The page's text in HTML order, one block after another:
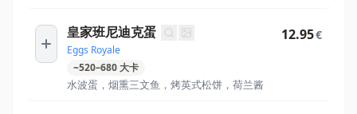
皇家班尼迪克蛋
Eggs Royale
~520–680大卡
水波蛋，烟熏三文鱼，烤英式松饼，荷兰酱
12.95€